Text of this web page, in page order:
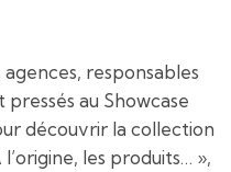
responsables
au Showcase
découvrir la collection
les produits… »,